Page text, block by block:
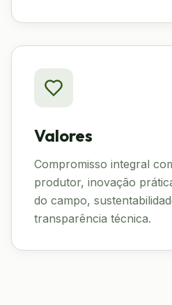
Valores
Compromisso integral
produtor, inovação
do campo,
transparência técnica.